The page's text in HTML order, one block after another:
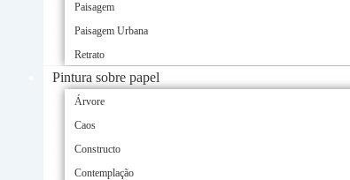
Paisagem
Paisagem Urbana
Retrato
Pintura sobre papel
Árvore
Caos
Constructo
Contemplação